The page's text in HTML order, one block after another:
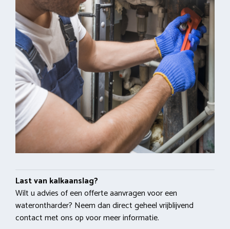
Last van kalkaanslag?
Wilt u advies of een offerte aanvragen voor een
waterontharder? Neem dan direct geheel vrijblijvend
contact met ons op voor meer informatie.